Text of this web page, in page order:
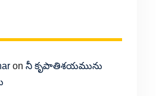
on నీ కృపాతిశయమును